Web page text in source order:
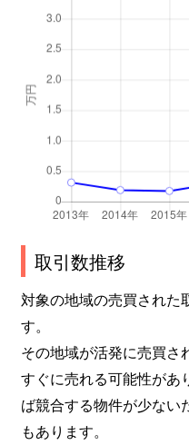
取引数推移
対象の地域の売買された
す。
その地域が活発に売買さ
すぐに売れる可能性があ
ば競合する物件が少ない
もあります。